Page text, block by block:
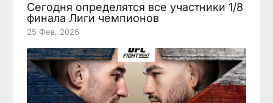
Сегодня определятся все участники 1/8
финала Лиги чемпионов
25 Фев, 2026